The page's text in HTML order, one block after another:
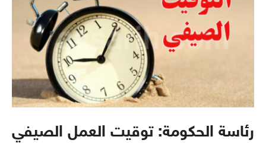
رئاسة الحكومة: توقيت العمل الصيفي